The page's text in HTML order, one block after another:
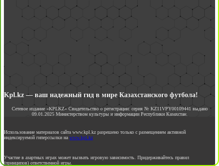
Kpl.kz — ваш надежный гид в мире Казахстанского футбола!
Сетевое издание «KPLKZ» Свидетельство о регистрации: серия № KZ11VPY00109441 выдано
09.01.2025 Министерством культуры и информации Республики Казахстан.
Использование материалов сайта www.kpl.kz разрешено только с размещением активной
индексируемой гиперссылки на www.kpl.kz
Участие в азартных играх может вызвать игровую зависимость. Придерживайтесь правил
(принципов) ответственной игры.